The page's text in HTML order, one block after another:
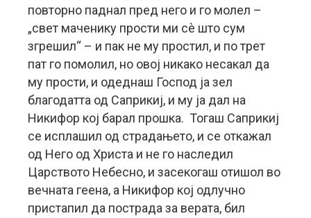
повторно паднал пред него и го молел –
„свет маченику прости ми сè што сум
згрешил“ – и пак не му простил, и по трет
пат го помолил, но овој никако несакал да
му прости, и одеднаш Господ ја зел
благодатта од Саприкиј, и му ја дал на
Никифор кој барал прошка. Тогаш Саприкиј
се исплашил од страдањето, и се откажал
од Него од Христа и не го наследил
Царството Небесно, и засекогаш отишол во
вечната геена, а Никифор кој одлучно
пристапил да пострада за верата, бил